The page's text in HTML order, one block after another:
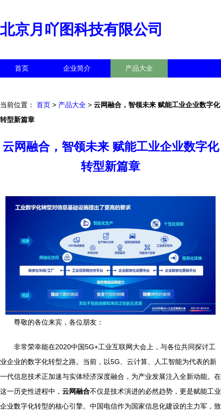
北京月吖图科技有限公司
首页 企业简介 产品大全
当前位置： 首页 > 产品大全 > 云网融合，智领未来 赋能工业企业数字化
转型新篇章
云网融合，智领未来 赋能工业企业数字化
转型新篇章
尊敬的各位来宾，各位朋友：
非常荣幸能在2020中国5G+工业互联网大会上，与各位共同探讨工
业企业的数字化转型之路。当前，以5G、云计算、人工智能为代表的新
一代信息技术正加速与实体经济深度融合，为产业发展注入全新动能。在
这一历史性进程中， 云网融合不仅是技术演进的必然趋势，更是赋能工业
企业数字化转型的核心引擎。中国电信作为国家信息化建设的主力军，致